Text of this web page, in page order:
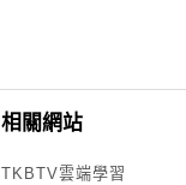
相關網站
TKBTV雲端學習